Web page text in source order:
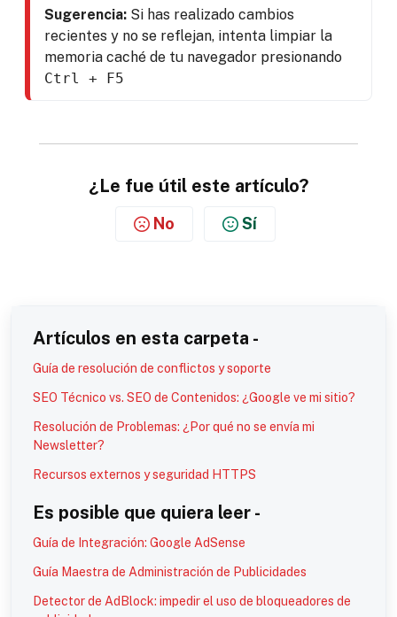
Sugerencia: Si has realizado cambios
recientes y no se reflejan, intenta limpiar la
Ctrl + F5
¿Le fue útil este artículo?
No Sí
Artículos en esta carpeta -
Guía de resolución de conflictos y soporte
SEO Técnico vs. SEO de Contenidos: ¿Google ve mi sitio?
Resolución de Problemas: ¿Por qué no se envía mi
Newsletter?
Recursos externos y seguridad HTTPS
Es posible que quiera leer -
Guía de Integración: Google AdSense
Guía Maestra de Administración de Publicidades
Detector de AdBlock: impedir el uso de bloqueadores de